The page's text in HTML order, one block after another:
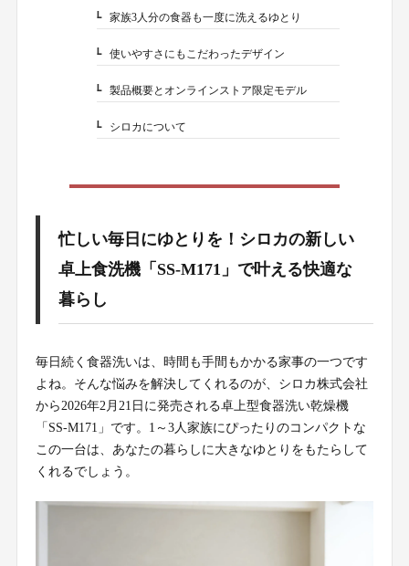
1-3.家族3人分の食器も一度に洗えるゆとり
1-4.使いやすさにもこだわったデザイン
1-5.製品概要とオンラインストア限定モデル
1-6.シロカについて
忙しい毎日にゆとりを！シロカの新しい
卓上食洗機「SS-M171」で叶える快適な
暮らし
毎日続く食器洗いは、時間も手間もかかる家事の一つです
よね。そんな悩みを解決してくれるのが、シロカ株式会社
から2026年2月21日に発売される卓上型食器洗い乾燥機
「SS-M171」です。1～3人家族にぴったりのコンパクトな
この一台は、あなたの暮らしに大きなゆとりをもたらして
くれるでしょう。